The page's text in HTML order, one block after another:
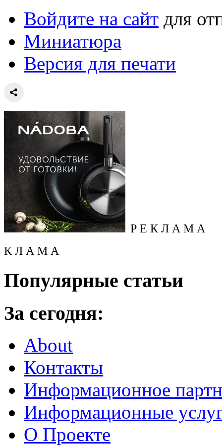
Войдите на сайт для
Миниатюра
Версия для печати
Р Е К Л А М А
К Л А М А
Популярные статьи
За сегодня:
About
Контакты
Информационное
Информационные
О Проекте